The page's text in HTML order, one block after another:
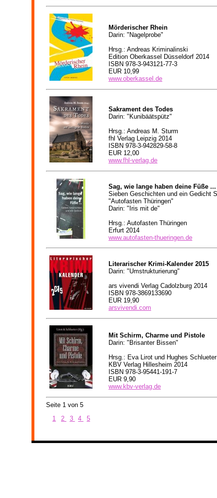
Mörderischer Rhein
Darin: "Nagelprobe"
Hrsg.: Andreas Kriminalinski
Edition Oberkassel Düsseldorf 2014
ISBN 978-3-943121-77-3
EUR 10,99
www.oberkassel.de
Sakrament des Todes
Darin: "Kunibäätspütz"
Hrsg.: Andreas M. Sturm
fhl Verlag Leipzig 2014
ISBN 978-3-942829-58-8
EUR 12,00
www.fhl-verlag.de
Sag, wie lange haben deine Füße ...
Sieben Geschichten und ein Gedicht
"Autofasten Thüringen"
Darin: "Iris mit de"
Hrsg.: Autofasten Thüringen
Erfurt 2014
www.autofasten-thueringen.de
Literarischer Krimi-Kalender 2015
Darin: "Umstrukturierung"
ars vivendi Verlag Cadolzburg 2014
ISBN 978-3869133690
EUR 19,90
arsvivendi.com
Mit Schirm, Charme und Pistole
Darin: "Brisanter Bissen"
Hrsg.: Eva Lirot und Hughes Schlueter
KBV Verlag Hillesheim 2014
ISBN 978-3-95441-191-7
EUR 9,90
www.kbv-verlag.de
Seite 1 von 5
1
2 3 4 5